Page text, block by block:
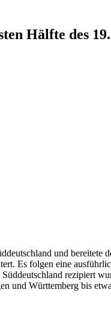
Hälfte des
und bereitete
Es folgen eine
rezipiert
und Württemberg bis